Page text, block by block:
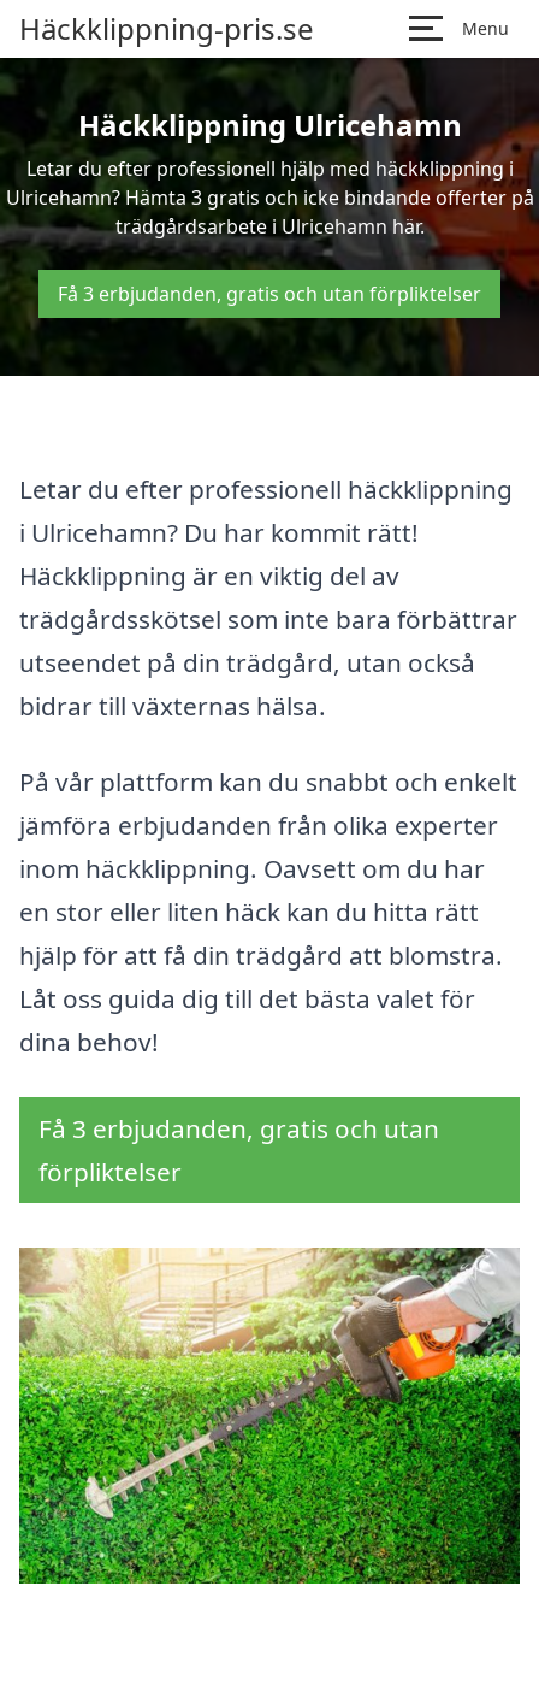
Häckklippning-pris.se Menu
Häckklippning Ulricehamn
Letar du efter professionell hjälp med häckklippning i
Ulricehamn? Hämta 3 gratis och icke bindande offerter på
trädgårdsarbete i Ulricehamn här.
Få 3 erbjudanden, gratis och utan förpliktelser
Letar du efter professionell häckklippning
i Ulricehamn? Du har kommit rätt!
Häckklippning är en viktig del av
trädgårdsskötsel som inte bara förbättrar
utseendet på din trädgård, utan också
bidrar till växternas hälsa.
På vår plattform kan du snabbt och enkelt
jämföra erbjudanden från olika experter
inom häckklippning. Oavsett om du har
en stor eller liten häck kan du hitta rätt
hjälp för att få din trädgård att blomstra.
Låt oss guida dig till det bästa valet för
dina behov!
Få 3 erbjudanden, gratis och utan
förpliktelser